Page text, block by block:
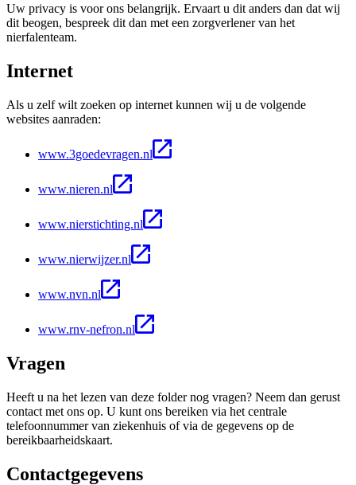
Uw privacy is voor ons belangrijk. Ervaart u dit anders dan dat wij
dit beogen, bespreek dit dan met een zorgverlener van het
nierfalenteam.
Internet
Als u zelf wilt zoeken op internet kunnen wij u de volgende
websites aanraden:
www.3goedevragen.nl
www.nieren.nl
www.nierstichting.nl
www.nierwijzer.nl
www.nvn.nl
www.rnv-nefron.nl
Vragen
Heeft u na het lezen van deze folder nog vragen? Neem dan gerust
contact met ons op. U kunt ons bereiken via het centrale
telefoonnummer van ziekenhuis of via de gegevens op de
bereikbaarheidskaart.
Contactgegevens